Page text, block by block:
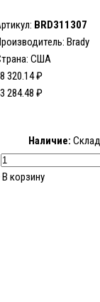
BRD311307
Brady
США
320.14 ₽
284.48 ₽
Наличие:
В корзину